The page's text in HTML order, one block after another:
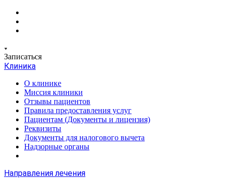
Записаться
Клиника
О клинике
Миссия клиники
Отзывы пациентов
Правила предоставления услуг
Пациентам (Документы и лицензия)
Реквизиты
Документы для налогового вычета
Надзорные органы
Направления лечения